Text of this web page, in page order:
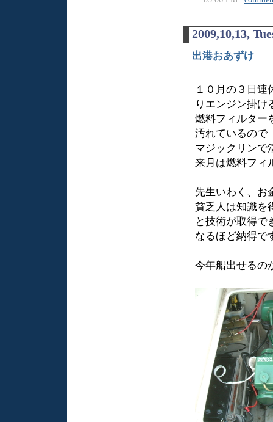
2009,10,13,
出港おあずけ
１０月の３日連
りエンジン掛け
燃料フィルター
汚れているので
マジックリンで
来月は燃料フィ
先生いわく、お
貧乏人は知識を
と技術が取得で
なるほど納得で
今年船出せるの